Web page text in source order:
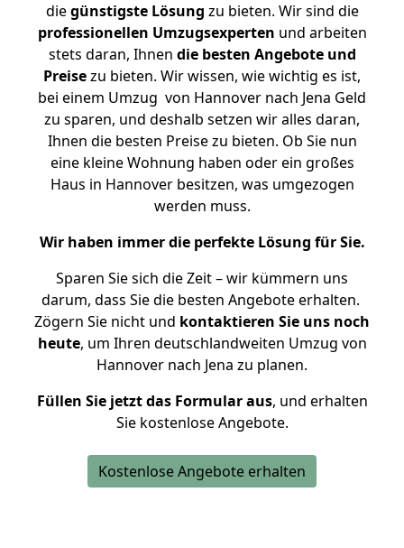
diegünstigste Lösung zu bieten. Wir sind die
professionellen Umzugsexperten und arbeiten
stets daran, Ihnen die besten Angebote und
Preisezu bieten. Wir wissen, wie wichtig es ist,
bei einem Umzug von Hannover nach Jena Geld
zu sparen, und deshalb setzen wir alles daran,
Ihnen die besten Preise zu bieten. Ob Sie nun
eine kleine Wohnung haben oder ein großes
Haus in Hannover besitzen, was umgezogen
werden muss.
Wir haben immer die perfekte Lösung für Sie.
Sparen Sie sich die Zeit – wir kümmern uns
darum, dass Sie die besten Angebote erhalten.
Zögern Sie nicht und kontaktieren Sie uns noch
heute, um Ihren deutschlandweiten Umzug von
Hannover nach Jena zu planen.
Füllen Sie jetzt das Formular aus, und erhalten
Sie kostenlose Angebote.
Kostenlose Angebote erhalten